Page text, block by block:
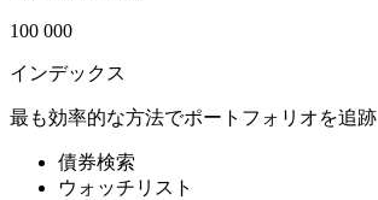
100 000
インデックス
最も効率的な方法でポートフォリオを追跡
債券検索
ウォッチリスト